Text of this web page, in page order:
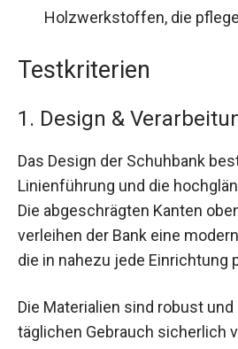
Holzwerkstoffen, die
Testkriterien
1. Design &
Das Design der Schuhbank
Linienführung und die
Die abgeschrägten Kanten
verleihen der Bank eine
die in nahezu jede Einrichtung
Die Materialien sind robust
täglichen Gebrauch sicherlich